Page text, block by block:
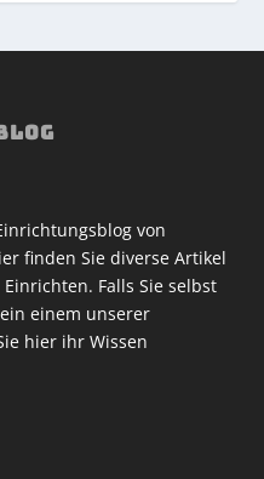
von
finden Sie diverse Artikel
Falls Sie selbst
einem unserer
hier ihr Wissen